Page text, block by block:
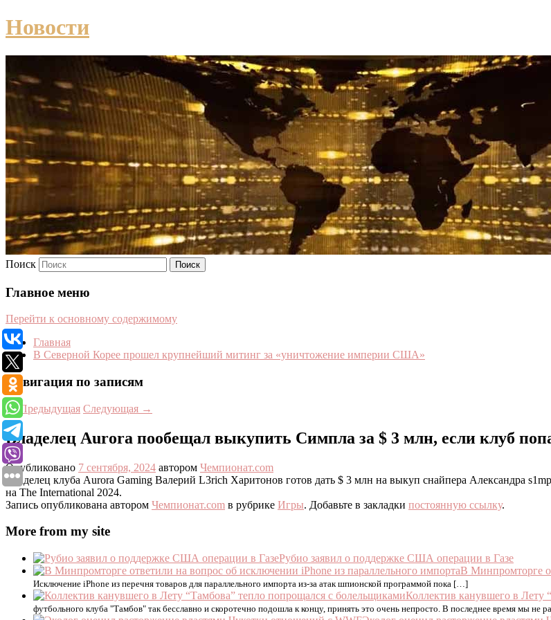
Новости
Поиск
Главное меню
Перейти к основному содержимому
Главная
В Северной Корее прошел крупнейший митинг за «уничтожение империи США»
Навигация по записям
←Предыдущая Следующая →
Владелец Aurora пообещал выкупить Симпла за $ 3 млн, если клуб
Опубликовано 7 сентября, 2024 автором Чемпионат.com
Владелец клуба Aurora Gaming Валерий L3rich Харитонов готов дать $ 3 млн на выкуп снайпера Александра
на The International 2024.
Запись опубликована автором Чемпионат.com в рубрике Игры. Добавьте в закладки постоянную ссылку.
More from my site
Рубио заявил о поддержке США операции в Газе
В Минпромторге
Исключение iPhone из перечня товаров для параллельного импорта из-за атак шпионской программой пока […]
Коллектив канувшего в Лету
футбольного клуба "Тамбов" так бесславно и скоротечно подошла к концу, принять это очень непросто. В последнее время мы не